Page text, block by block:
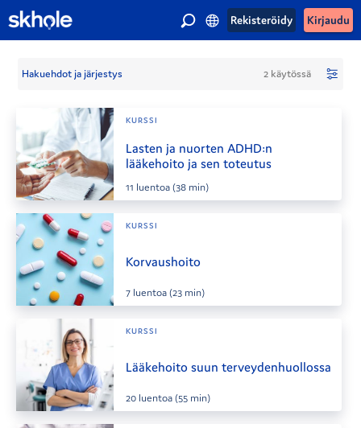
Kirjaudu
Rekisteröidy
Hakuehdot ja järjestys 2 käytössä
KURSSI
Lasten ja nuorten ADHD:n
lääkehoito ja sen toteutus
11 luentoa(38 min)
KURSSI
Korvaushoito
7 luentoa(23 min)
KURSSI
Lääkehoito suun terveydenhuollossa
20 luentoa(55 min)